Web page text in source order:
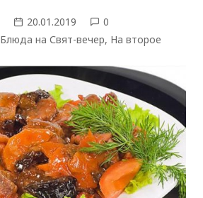
20.01.2019
0
Блюда на Свят-вечер, На второе